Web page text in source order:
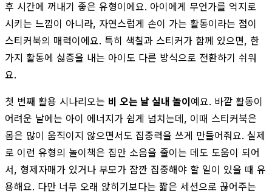
후 시간에 꺼내기 좋은 유형이에요. 아이에게 무언가를 억지로
시키는 느낌이 아니라, 자연스럽게 손이 가는 활동이라는 점이
스티커북의 매력이에요. 특히 색칠과 스티커가 함께 있으면, 한
가지 활동에 싫증을 내는 아이도 다른 방식으로 전환하기 쉬워
요.
첫 번째 활용 시나리오는 비 오는 날 실내 놀이예요. 바깥 활동이
어려운 날에는 아이 에너지가 쉽게 넘치는데, 이때 스티커북은
몸은 많이 움직이지 않으면서도 집중력을 쓰게 만들어줘요. 실제
로 이런 유형의 놀이책은 집안 소음을 줄이는 데도 도움이 되어
서, 형제자매가 있거나 부모가 잠깐 집중해야 할 일이 있을 때 유
용해요. 다만 너무 오래 앉히기보다는 짧은 세션으로 끊어주는